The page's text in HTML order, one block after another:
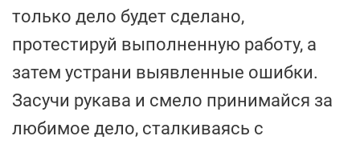
только дело будет сделано,
протестируй выполненную работу, а
затем устрани выявленные ошибки.
Засучи рукава и смело принимайся за
любимое дело, сталкиваясь с